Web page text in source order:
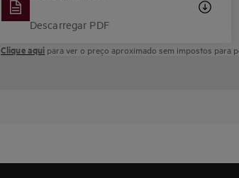
Descarregar PDF
Clique aqui para ver o preço aproximado sem impostos para